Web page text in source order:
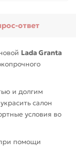
ответ
Lada Granta
и долгим
салон
условия во
помощи